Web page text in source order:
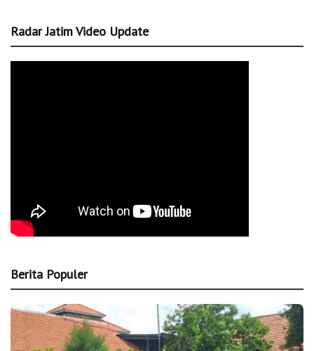
Radar Jatim Video Update
Berita Populer